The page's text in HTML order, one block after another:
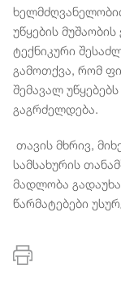
უწყების
ტექნიკური
გამოთქვა, რომ
შემავალ
გაგრძელდება.
თავის მხრივ,
სამსახურის
მადლობა
წარმატებები